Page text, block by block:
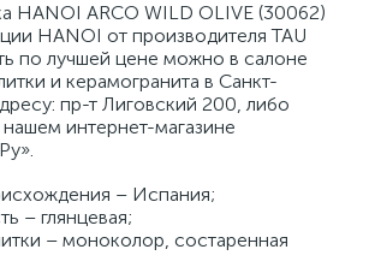
HANOI ARCO WILD OLIVE (30062)
HANOI от производителя TAU
по лучшей цене можно в салоне
и керамогранита в Санкт-
пр-т Лиговский 200, либо
интернет-магазине
– Испания;
– глянцевая;
– моноколор, состаренная